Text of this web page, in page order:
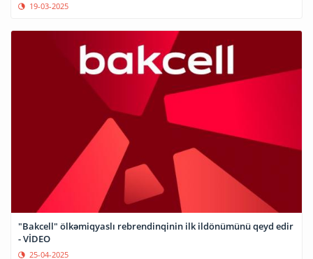
19-03-2025
"Bakcell" ölkəmiqyaslı rebrendinqinin ilk ildönümünü qeyd edir
- VİDEO
25-04-2025